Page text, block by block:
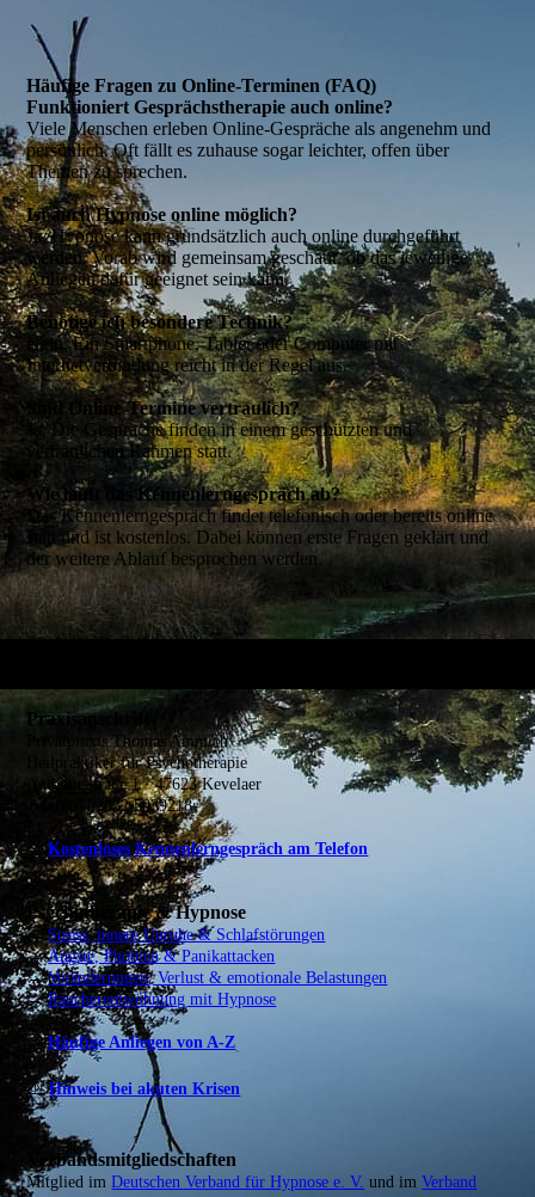
Häufige Fragen zu Online-Terminen (FAQ)
Funktioniert Gesprächstherapie auch online?
Viele Menschen erleben Online-Gespräche als angenehm und
persönlich. Oft fällt es zuhause sogar leichter, offen über
Themen zu sprechen.
Ist auch Hypnose online möglich?
Ja, Hypnose kann grundsätzlich auch online durchgeführt
werden. Vorab wird gemeinsam geschaut, ob das jeweilige
Anliegen dafür geeignet sein kann.
Benötige ich besondere Technik?
Nein. Ein Smartphone, Tablet oder Computer mit
Internetverbindung reicht in der Regel aus.
Sind Online-Termine vertraulich?
Ja. Die Gespräche finden in einem geschützten und
vertraulichen Rahmen statt.
Wie läuft das Kennenlerngespräch ab?
Das Kennenlerngespräch findet telefonisch oder bereits online
statt und ist kostenlos. Dabei können erste Fragen geklärt und
der weitere Ablauf besprochen werden.
Praxisanschrift
Privatpraxis Thomas Ammich
Heilpraktiker für Psychotherapie
Antoniusstraße 1 · 47623 Kevelaer
Telefon: 02832 5039218
→Kostenloses Kennenlerngespräch am Telefon
Psychotherapie & Hypnose
→Stress, innere Unruhe & Schlafstörungen
→Ängste, Phobien & Panikattacken
→Veränderungen, Verlust & emotionale Belastungen
→Raucherentwöhnung mit Hypnose
→Häufige Anliegen von A-Z
⚠️Hinweis bei akuten Krisen
Verbandsmitgliedschaften
Mitglied imDeutschen Verband für Hypnose e. V. und imVerband